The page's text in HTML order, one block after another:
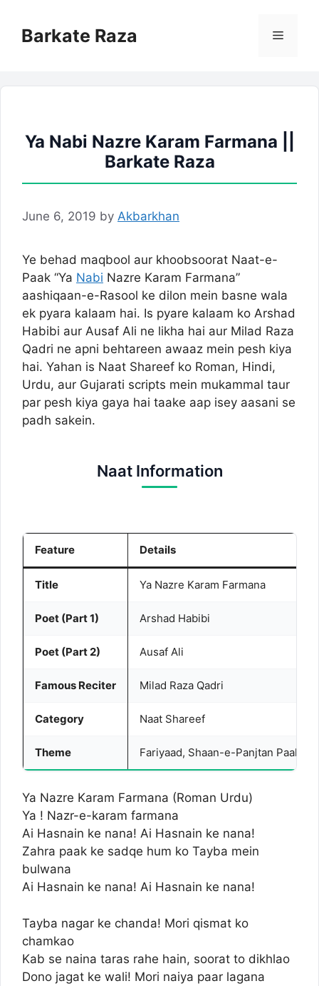
contentBarkate Raza Menu
Ya Nabi Nazre Karam Farmana ||
Barkate Raza
June 6, 2019 by Akbarkhan
Ye behad maqbool aur khoobsoorat Naat-e-
Paak “Ya Nabi Nazre Karam Farmana”
aashiqaan-e-Rasool ke dilon mein basne wala
ek pyara kalaam hai. Is pyare kalaam ko Arshad
Habibi aur Ausaf Ali ne likha hai aur Milad Raza
Qadri ne apni behtareen awaaz mein pesh kiya
hai. Yahan is Naat Shareef ko Roman, Hindi,
Urdu, aur Gujarati scripts mein mukammal taur
par pesh kiya gaya hai taake aap isey aasani se
padh sakein.
Naat Information
Feature Details
Title Ya Nazre Karam Farmana
Poet (Part 1) Arshad Habibi
Poet (Part 2) Ausaf Ali
Famous Reciter Milad Raza Qadri
Category Naat Shareef
Theme Fariyaad, Shaan-e-Panjtan Paak
Ya Nazre Karam Farmana (Roman Urdu)
Ya ! Nazr-e-karam farmana
Ai Hasnain ke nana! Ai Hasnain ke nana!
Zahra paak ke sadqe hum ko Tayba mein
bulwana
Ai Hasnain ke nana! Ai Hasnain ke nana!
Tayba nagar ke chanda! Mori qismat ko
chamkao
Kab se naina taras rahe hain, soorat to dikhlao
Dono jagat ke wali! Mori naiya paar lagana